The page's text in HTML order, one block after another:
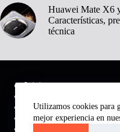
Utilizamos cookies para
mejor experiencia en
Huawei Mate X6
Características,
técnica
Inicio
Tecnología
Inteligencia Artificial